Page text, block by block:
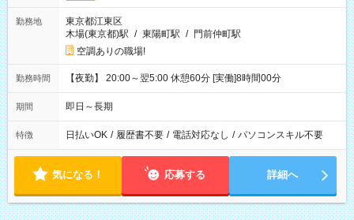
勤務地
東京都江東区
木場(東京都)駅 / 東陽町駅 / 門前仲町駅
空調ありの職場!
勤務時間 【夜勤】 20:00～翌5:00 休憩60分 [実働]8時間00分
期間 即日～長期
特徴 日払いOK / 履歴書不要 / 電話対応なし / パソコンスキル不要
気になる！ 応募する 詳細へ